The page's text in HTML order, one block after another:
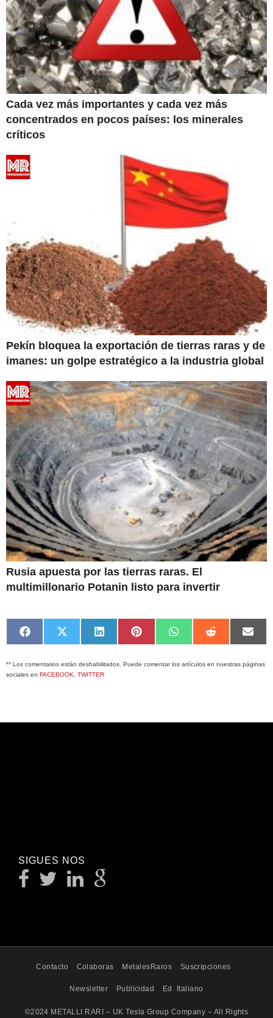
Cada vez más importantes y cada vez más
concentrados en pocos países: los minerales
críticos
Pekín bloquea la exportación de tierras raras y de
imanes: un golpe estratégico a la industria global
Rusia apuesta por las tierras raras. El
multimillonario Potanin listo para invertir
Compartir
en
Facebook
Compartir
en
X
(Twitter)
Compartir
en
LinkedIn
Compartir
en
Pinterest
Compartir
en
WhatsApp
Compartir
en
Reddit
en
** Los comentarios están deshabilitados. Puede comentar los artículos en nuestras páginas
sociales en FACEBOOK TWITTER
SIGUES NOS
Contacto Colaboras MetalesRaros Suscripciones
Newsletter Publicidad Ed. Italiano
©2024 METALLI RARI – UK Tesla Group Company – All Rights